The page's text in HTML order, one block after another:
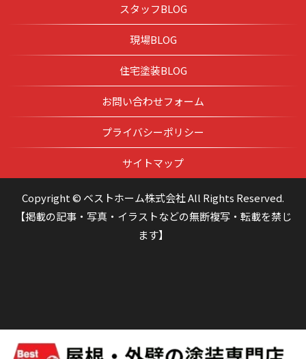
スタッフBLOG
現場BLOG
住宅塗装BLOG
お問い合わせフォーム
プライバシーポリシー
サイトマップ
Copyright © ベストホーム株式会社 All Rights Reserved.
【掲載の記事・写真・イラストなどの無断複写・転載を禁じ
ます】